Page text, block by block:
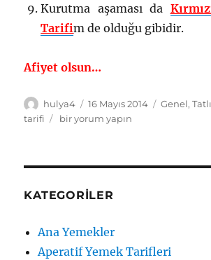
Kurutma aşaması da
Tarifim de olduğu gibidir.
Afiyet olsun…
Yazar
hulya4
Yayın
tarihi
16 Mayıs 2014 Kategoriler
Genel,
tarifi
Bademli
bir yorum yapın
KATEGORILER
Ana Yemekler
Aperatif Yemek Tarifleri